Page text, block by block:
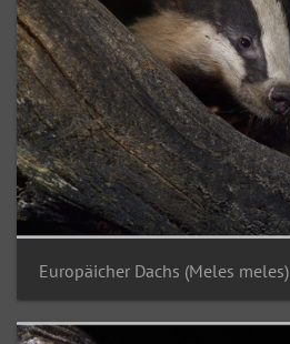
Europäicher Dachs (Meles meles)